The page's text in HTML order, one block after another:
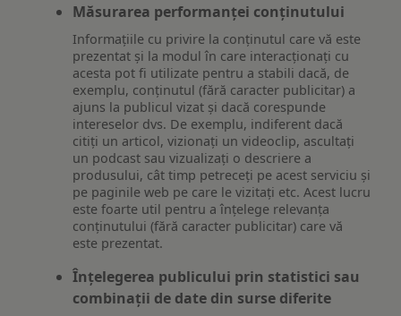
Măsurarea performanței conținutului
Informațiile cu privire la conținutul care vă este
prezentat și la modul în care interacționați cu
acesta pot fi utilizate pentru a stabili dacă, de
exemplu, conținutul (fără caracter publicitar) a
ajuns la publicul vizat și dacă corespunde
intereselor dvs. De exemplu, indiferent dacă
citiți un articol, vizionați un videoclip, ascultați
un podcast sau vizualizați o descriere a
produsului, cât timp petreceți pe acest serviciu și
pe paginile web pe care le vizitați etc. Acest lucru
este foarte util pentru a înțelege relevanța
conținutului (fără caracter publicitar) care vă
este prezentat.
Înțelegerea publicului prin statistici sau
combinații de date din surse diferite